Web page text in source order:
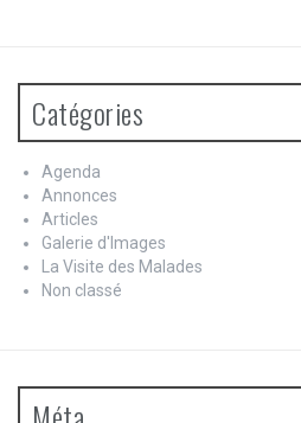
Catégories
Agenda
Annonces
Articles
Galerie d'Images
La Visite des Malades
Non classé